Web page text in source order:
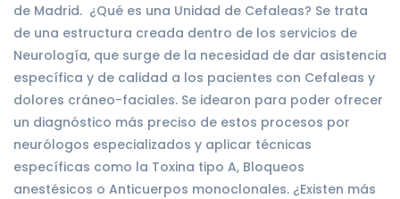
de Madrid. ¿Qué es una Unidad de Cefaleas? Se trata
de una estructura creada dentro de los servicios de
Neurología, que surge de la necesidad de dar asistencia
específica y de calidad a los pacientes con Cefaleas y
dolores cráneo-faciales. Se idearon para poder ofrecer
un diagnóstico más preciso de estos procesos por
neurólogos especializados y aplicar técnicas
específicas como la Toxina tipo A, Bloqueos
anestésicos o Anticuerpos monoclonales. ¿Existen más